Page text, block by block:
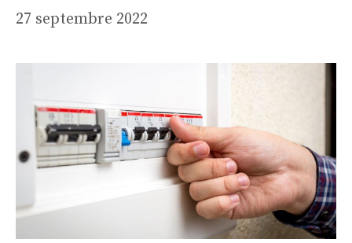
27 septembre 2022